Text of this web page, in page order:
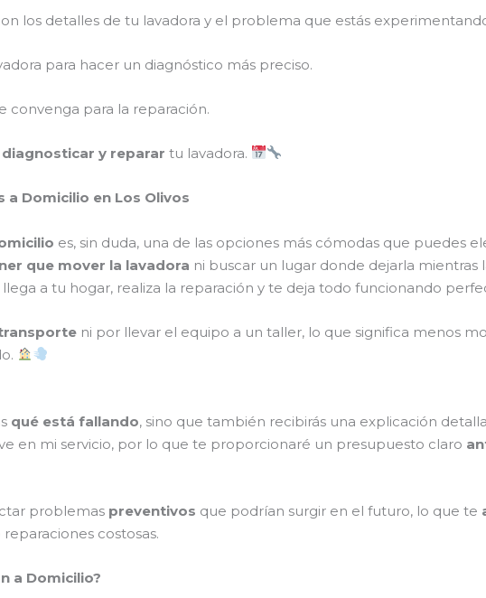
los detalles de tu lavadora y el problema que estás
para hacer un diagnóstico más preciso.
convenga para la reparación.
diagnosticar y reparar tu lavadora.
a Domicilio en Los Olivos
es, sin duda, una de las opciones más cómodas que puedes
que mover la lavadora ni buscar un lugar donde dejarla mientras
a tu hogar, realiza la reparación y te deja todo funcionando
ni por llevar el equipo a un taller, lo que significa menos
qué está fallando, sino que también recibirás una explicación
en mi servicio, por lo que te proporcionaré un presupuesto claro
problemas preventivos que podrían surgir en el futuro, lo que te
reparaciones costosas.
a Domicilio?